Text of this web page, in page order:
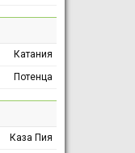
Катания
Потенца
Каза Пия